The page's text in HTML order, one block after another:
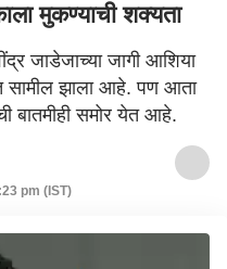
मुकण्याची शक्यता
जाडेजाच्या जागी आशिया
सामील झाला आहे. पण आता
बातमीही समोर येत आहे.
pm (IST)